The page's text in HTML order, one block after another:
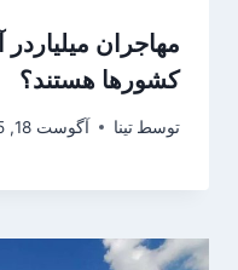
مهاجران
کشورها هستند؟
توسط تینا آگوست 18, 2025